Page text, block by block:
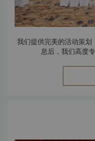
我们提供完美的活动策
息后，我们高度